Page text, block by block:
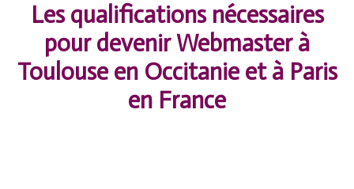
Les qualifications nécessaires
pour devenir Webmaster à
Toulouse en Occitanie et à Paris
en France